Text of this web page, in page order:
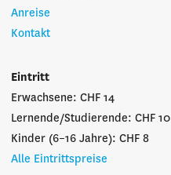
Anreise
Kontakt
Eintritt
Erwachsene: CHF 14
Lernende/Studierende: CHF 10
Kinder (6–16 Jahre): CHF 8
Alle Eintrittspreise